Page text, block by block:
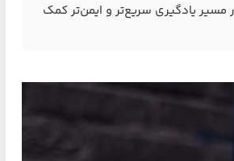
مسیر یادگیری سریع‌تر و ایمن‌تر کمک